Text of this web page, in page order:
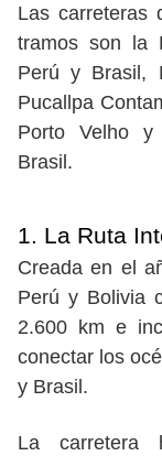
Las carreteras
tramos son la
Perú y Brasil,
Pucallpa
Porto Velho y
Brasil.
1. La Ruta
Creada en el
Perú y Bolivia
2.600 km e
conectar los
y Brasil.
La carretera